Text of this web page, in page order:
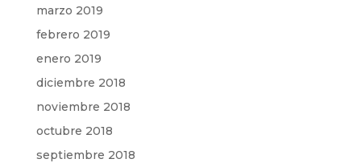
marzo 2019
febrero 2019
enero 2019
diciembre 2018
noviembre 2018
octubre 2018
septiembre 2018